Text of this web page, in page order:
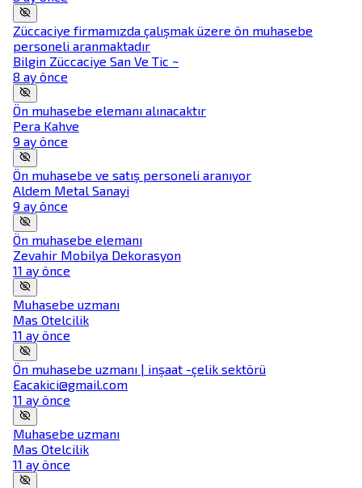
Züccaciye firmamızda çalışmak üzere ön muhasebe
personeli aranmaktadır
Bilgin Züccaciye San Ve Tic ~
8 ay önce
Ön muhasebe elemanı alınacaktır
Pera Kahve
9 ay önce
Ön muhasebe ve satış personeli aranıyor
Aldem Metal Sanayi
9 ay önce
Ön muhasebe elemanı
Zevahir Mobilya Dekorasyon
11 ay önce
Muhasebe uzmanı
Mas Otelcilik
11 ay önce
Ön muhasebe uzmanı | inşaat -çelik sektörü
Eacakici@gmail.com
11 ay önce
Muhasebe uzmanı
Mas Otelcilik
11 ay önce